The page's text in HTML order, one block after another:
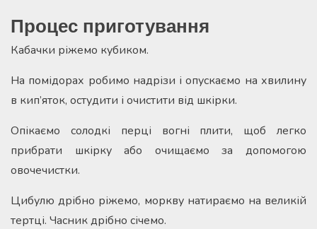
Процес приготування
Кабачки ріжемо кубиком.
На помідорах робимо надрізи і опускаємо на хвилину
в кип’яток, остудити і очистити від шкірки.
Опікаємо солодкі перці вогні плити, щоб легко
прибрати шкірку або очищаємо за допомогою
овочечистки.
Цибулю дрібно ріжемо, моркву натираємо на великій
тертці. Часник дрібно січемо.